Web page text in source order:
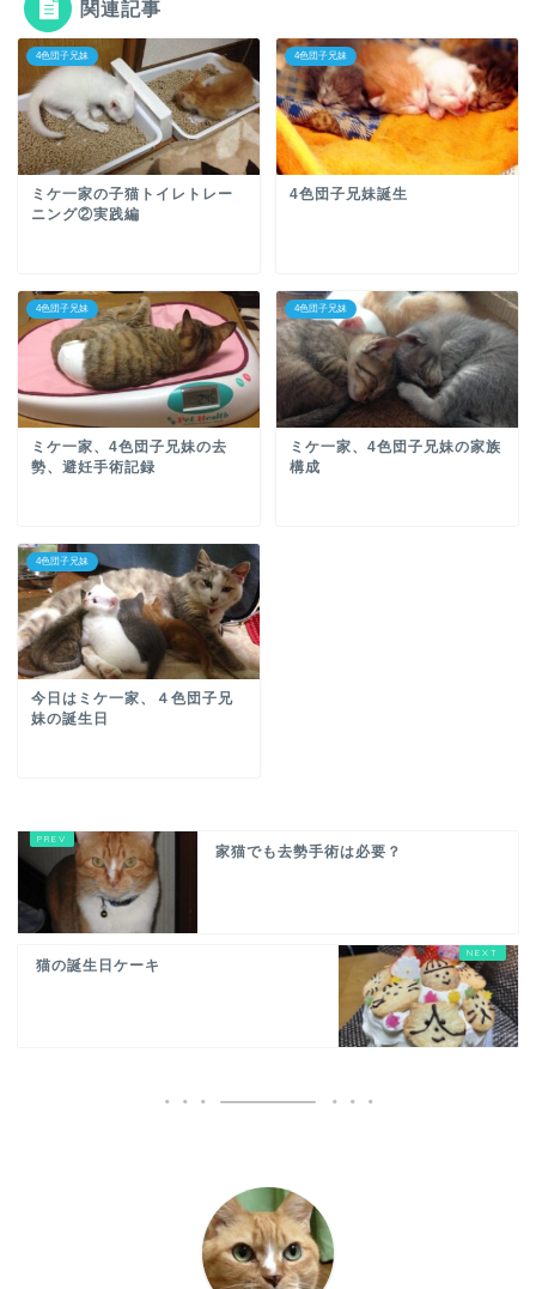
関連記事
4色団子兄妹
ミケ一家の子猫トイレトレー
ニング②実践編
4色団子兄妹
4色団子兄妹誕生
4色団子兄妹
ミケ一家、4色団子兄妹の去
勢、避妊手術記録
4色団子兄妹
ミケ一家、4色団子兄妹の家族
構成
4色団子兄妹
今日はミケ一家、４色団子兄
妹の誕生日
家猫でも去勢手術は必要？
猫の誕生日ケーキ